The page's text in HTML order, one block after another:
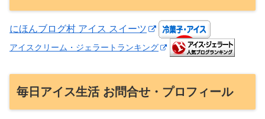
にほんブログ村 アイス スイーツ
アイスクリーム・ジェラートランキング
毎日アイス生活 お問合せ・プロフィール